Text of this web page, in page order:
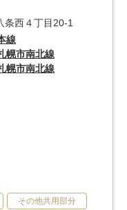
条西４丁目20-1
線
幌市南北線
幌市南北線
その他共用部分